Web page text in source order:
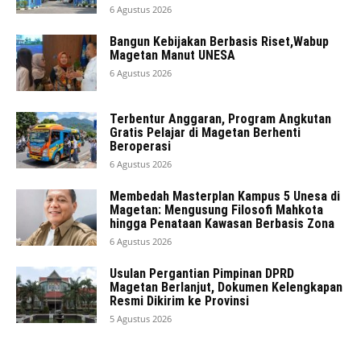
6 Agustus 2026
Bangun Kebijakan Berbasis Riset,Wabup
Magetan Manut UNESA
6 Agustus 2026
Terbentur Anggaran, Program Angkutan
Gratis Pelajar di Magetan Berhenti
Beroperasi
6 Agustus 2026
Membedah Masterplan Kampus 5 Unesa di
Magetan: Mengusung Filosofi Mahkota
hingga Penataan Kawasan Berbasis Zona
6 Agustus 2026
Usulan Pergantian Pimpinan DPRD
Magetan Berlanjut, Dokumen Kelengkapan
Resmi Dikirim ke Provinsi
5 Agustus 2026